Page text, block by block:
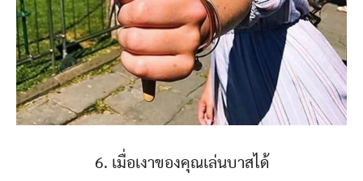
6. เมื่อเงาของคุณเล่นบาสได้